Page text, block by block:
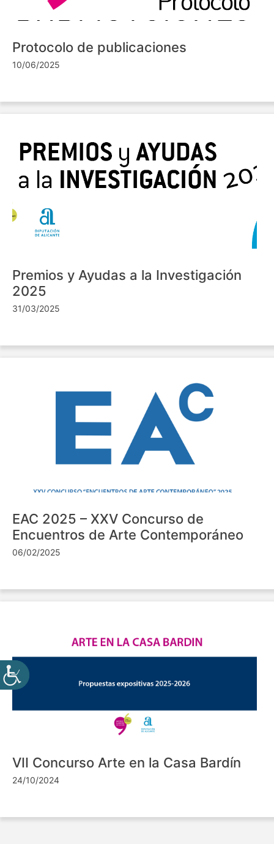
Protocolo de publicaciones
10/06/2025
Premios y Ayudas a la Investigación
2025
31/03/2025
EAC 2025 – XXV Concurso de
Encuentros de Arte Contemporáneo
06/02/2025
VII Concurso Arte en la Casa Bardín
24/10/2024